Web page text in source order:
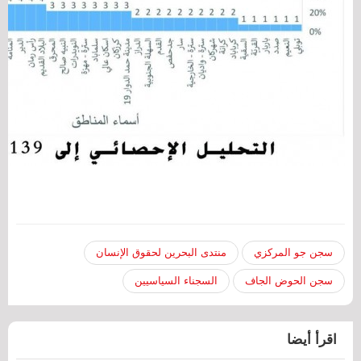
سجن جو المركزي منتدى البحرين لحقوق الإنسان
سجن الحوض الجاف السجناء السياسيين
اقرأ أيضا